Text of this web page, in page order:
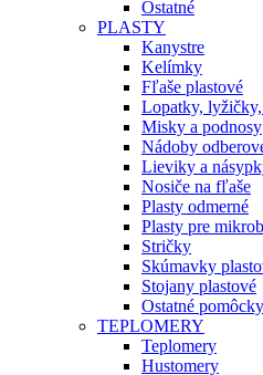
Ostatné
PLASTY
Kanystre
Kelímky
Fľaše plastové
Lopatky,
Misky a podnosy
Nádoby
Lieviky a
Nosiče na fľaše
Plasty odmerné
Plasty pre
Stričky
Skúmavky
Stojany plastové
Ostatné
TEPLOMERY
Teplomery
Hustomery